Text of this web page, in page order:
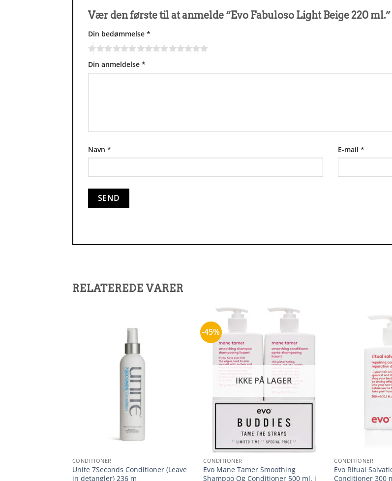
Vær den første til at anmelde “Evo Fabuloso Light Beige 220 ml.”
Din bedømmelse *
Din anmeldelse *
Navn * E-mail *
RELATEREDE VARER
CONDITIONER
Unite 7Seconds Conditioner (Leave
in detangler) 236 m
-45%
IKKE PÅ LAGER
CONDITIONER
Evo Mane Tamer Smoothing
Shampoo Og Conditioner 500 ml. i
CONDITIONER
Evo Ritual
Conditioner 300